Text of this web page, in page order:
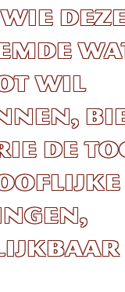
wil
de